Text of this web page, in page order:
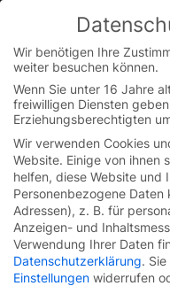
You are currently
Switch to the
Skip
content
Wir benötigen Ihre
weiter besuchen können.
Wenn Sie unter 16 Jahre
freiwilligen Diensten
Erziehungsberechtigten
Wir verwenden Cookies
Website. Einige von ihnen
helfen, diese Website und
Personenbezogene
Adressen), z. B. für
Anzeigen- und
Verwendung Ihrer Daten
Datenschutzerklärung.
Einstellungen widerrufen